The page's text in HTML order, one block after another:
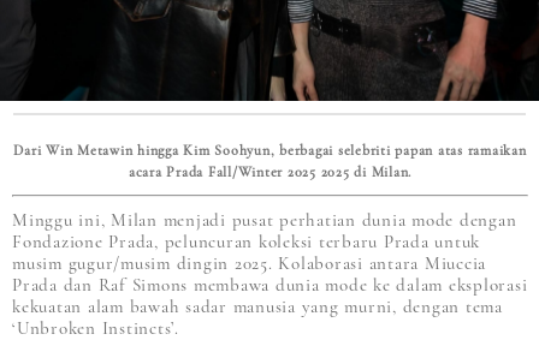
Dari Win Metawin hingga Kim Soohyun, berbagai selebriti papan atas ramaikan
acara Prada Fall/Winter 2025 2025 di Milan.
Minggu ini, Milan menjadi pusat perhatian dunia mode dengan
Fondazione Prada, peluncuran koleksi terbaru Prada untuk
musim gugur/musim dingin 2025. Kolaborasi antara Miuccia
Prada dan Raf Simons membawa dunia mode ke dalam eksplorasi
kekuatan alam bawah sadar manusia yang murni, dengan tema
‘Unbroken Instincts’.